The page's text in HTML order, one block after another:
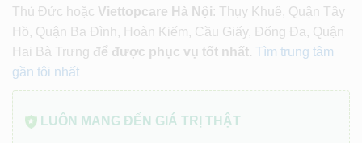
Thủ Đức hoặc Viettopcare Hà Nội: Thụy Khuê, Quận Tây
Hồ, Quận Ba Đình, Hoàn Kiếm, Cầu Giấy, Đống Đa, Quận
Hai Bà Trưng để được phục vụ tốt nhất. Tìm trung tâm
gần tôi nhất
LUÔN MANG ĐẾN GIÁ TRỊ THẬT